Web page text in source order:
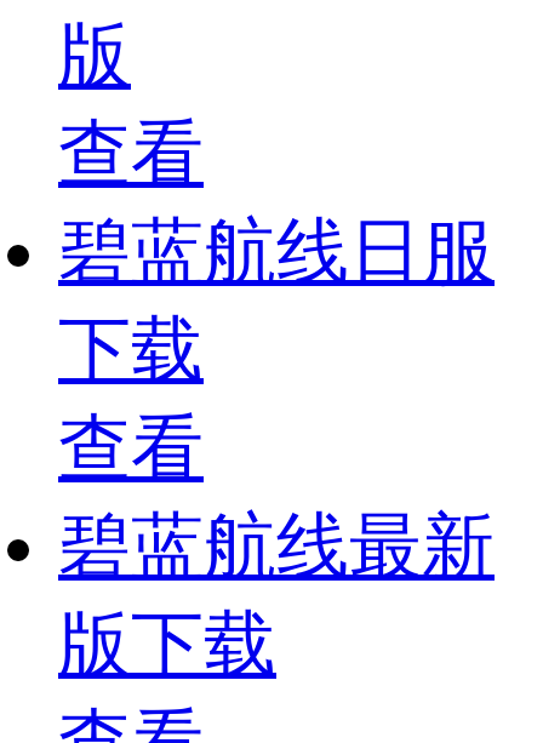
版
查看
碧蓝航线日服
下载
查看
碧蓝航线最新
版下载